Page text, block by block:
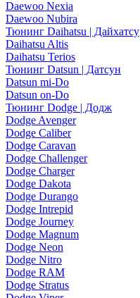
Daewoo Nexia
Daewoo Nubira
Тюнинг Daihatsu | Дайхатсу
Daihatsu Altis
Daihatsu Terios
Тюнинг Datsun | Датсун
Datsun mi-Do
Datsun on-Do
Тюнинг Dodge | Додж
Dodge Avenger
Dodge Caliber
Dodge Caravan
Dodge Challenger
Dodge Charger
Dodge Dakota
Dodge Durango
Dodge Intrepid
Dodge Journey
Dodge Magnum
Dodge Neon
Dodge Nitro
Dodge RAM
Dodge Stratus